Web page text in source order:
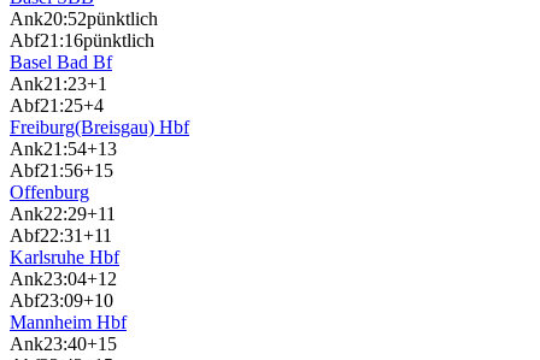
Ank20:52pünktlich
Abf21:16pünktlich
Basel Bad Bf
Ank21:23+1
Abf21:25+4
Freiburg(Breisgau) Hbf
Ank21:54+13
Abf21:56+15
Offenburg
Ank22:29+11
Abf22:31+11
Karlsruhe Hbf
Ank23:04+12
Abf23:09+10
Mannheim Hbf
Ank23:40+15